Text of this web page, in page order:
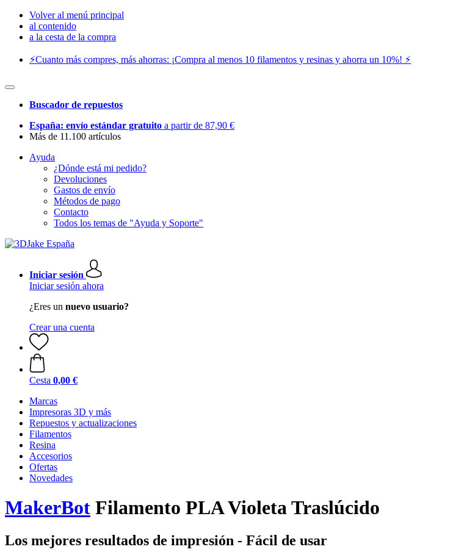
Volver al menú principal
al contenido
a la cesta de la compra
⚡️Cuanto más compres, más ahorras: ¡Compra al menos 10 filamentos y resinas y ahorra un 10%! ⚡️
Buscador de repuestos
España: envío estándar gratuito a partir de 87,90 €
Más de 11.100 artículos
Ayuda
¿Dónde está mi pedido?
Devoluciones
Gastos de envío
Métodos de pago
Contacto
Todos los temas de "Ayuda y Soporte"
Iniciar sesión
Iniciar sesión ahora
¿Eres un nuevo usuario?
Crear una cuenta
Cesta 0,00 €
Marcas
Impresoras 3D y más
Repuestos y actualizaciones
Filamentos
Resina
Accesorios
Ofertas
Novedades
MakerBot Filamento PLA Violeta Traslúcido
Los mejores resultados de impresión - Fácil de usar